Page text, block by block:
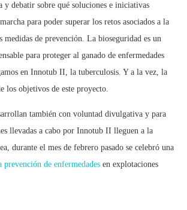
y debatir sobre qué soluciones e iniciativas
para poder superar los retos asociados a la
medidas de prevención. La bioseguridad es un
para proteger al ganado de enfermedades
en Innotub II, la tuberculosis. Y a la vez, la
los objetivos de este proyecto.
también con voluntad divulgativa y para
llevadas a cabo por Innotub II lleguen a la
durante el mes de febrero pasado se celebró una
prevención de enfermedades en explotaciones